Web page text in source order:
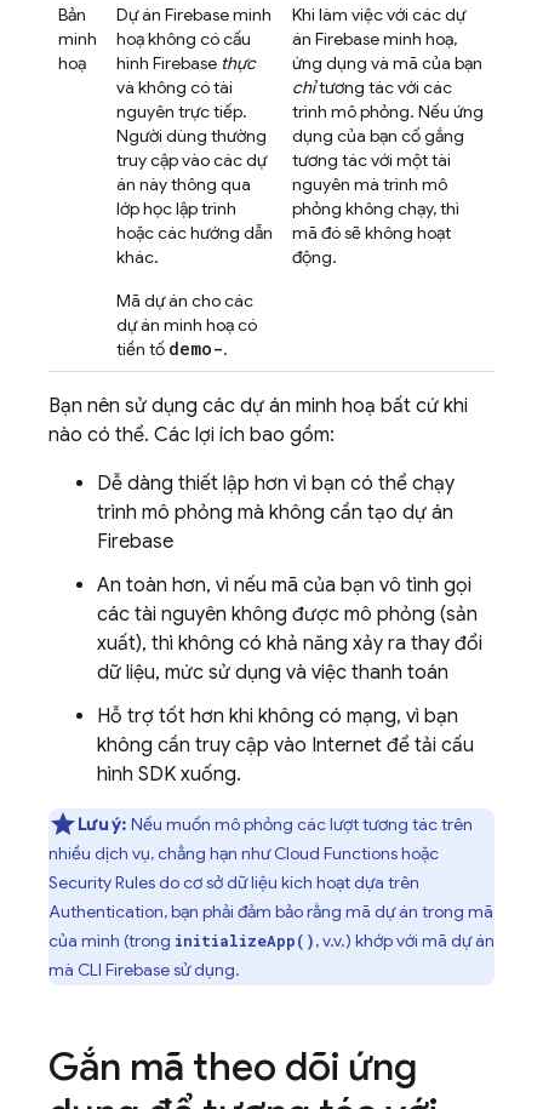
Bản
minh
hoạ
Dự án Firebase minh
hoạ không có cấu
hình Firebase thực
và không có tài
nguyên trực tiếp.
Người dùng thường
truy cập vào các dự
án này thông qua
lớp học lập trình
hoặc các hướng dẫn
khác.
Mã dự án cho các
dự án minh hoạ có
tiền tố demo-.
Khi làm việc với các dự
án Firebase minh hoạ,
ứng dụng và mã của bạn
chỉtương tác với các
trình mô phỏng. Nếu ứng
dụng của bạn cố gắng
tương tác với một tài
nguyên mà trình mô
phỏng không chạy, thì
mã đó sẽ không hoạt
động.
Bạn nên sử dụng các dự án minh hoạ bất cứ khi
nào có thể. Các lợi ích bao gồm:
Dễ dàng thiết lập hơn vì bạn có thể chạy
trình mô phỏng mà không cần tạo dự án
Firebase
An toàn hơn, vì nếu mã của bạn vô tình gọi
các tài nguyên không được mô phỏng (sản
xuất), thì không có khả năng xảy ra thay đổi
dữ liệu, mức sử dụng và việc thanh toán
Hỗ trợ tốt hơn khi không có mạng, vì bạn
không cần truy cập vào Internet để tải cấu
hình SDK xuống.
Lưu ý: Nếu muốn mô phỏng các lượt tương tác trên
nhiều dịch vụ, chẳng hạn nhưCloud Functionshoặc
Security Rulesdo cơ sở dữ liệu kích hoạt dựa trên
Authentication, bạn phải đảm bảo rằng mã dự án trong mã
của mình (trong initializeApp(), v.v.) khớp với mã dự án
mà CLI Firebasesử dụng.
Gắn mã theo dõi ứng